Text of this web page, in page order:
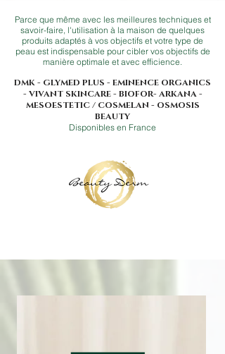
Parce que même avec les meilleures techniques et
savoir-faire, l'utilisation à la maison de quelques
produits adaptés à vos objectifs et votre type de
peau est indispensable pour cibler vos objectifs de
manière optimale et avec efficience.
DMK - GLYMED PLUS - EMINENCE ORGANICS
- VIVANT SKINCARE - BIOFOR- ARKANA -
MESOESTETIC / COSMELAN - OSMOSIS
BEAUTY
Disponibles en France